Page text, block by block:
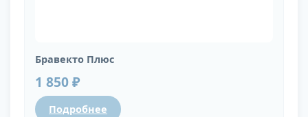
Бравекто Плюс
1 850 ₽
Подробнее